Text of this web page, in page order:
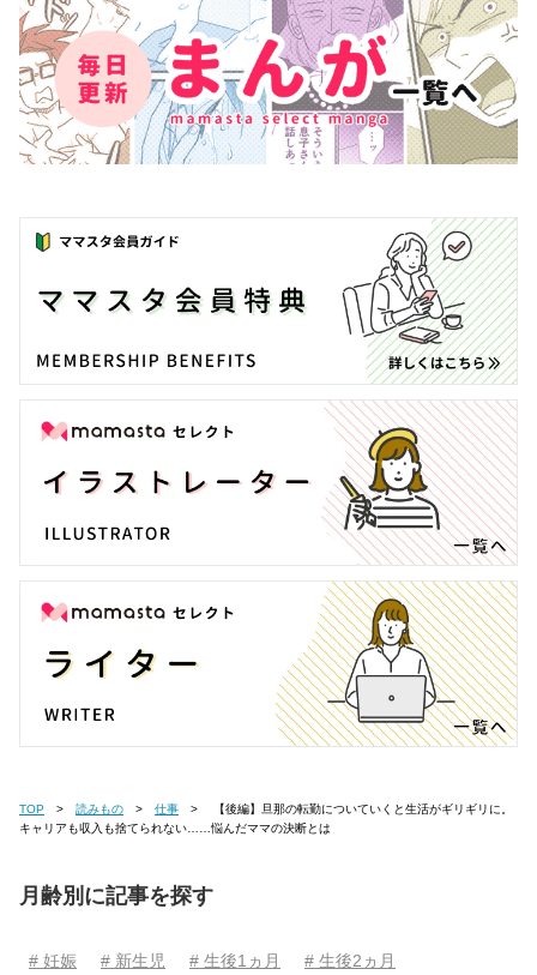
TOP 読みもの 仕事
キャリアも収入も捨てられない……悩んだママの決断とは
月齢別に記事を探す
# 妊娠 # 新生児 # 生後1ヵ月
# 生後2ヵ月